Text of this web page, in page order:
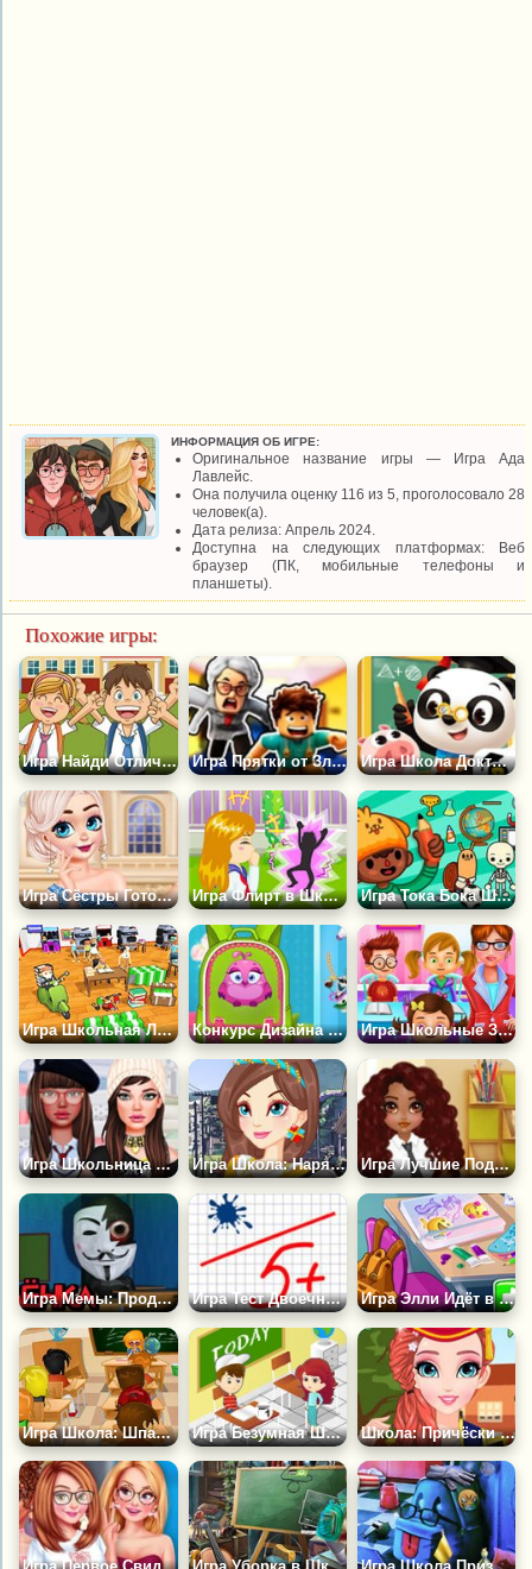
ИНФОРМАЦИЯ ОБ ИГРЕ:
Оригинальное название игры — Игра Ада
Лавлейс.
Она получила оценку 116 из 5, проголосовало 28
человек(а).
Дата релиза: Апрель 2024.
Доступна на следующих платформах: Веб
браузер (ПК, мобильные телефоны и
планшеты).
Похожие игры:
Игра Найди Отличия в Школе Игра Прятки от Злого Учителя: Побег из Школы Игра Школа Доктора Панды
Игра Сёстры Готовятся к Выпускному Игра Флирт в Школе Игра Тока Бока Школа 2
Игра Школьная Лихорадка Конкурс Дизайна Школьных Сумок Игра Школьные Заботы Учителя
Игра Школьница Против Бунтарки Игра Школа: Наряд Для Школьницы Игра Лучшие Подруги Спешат в Школу
Игра Мемы: Продлёнка Игра Тест Двоечник или Отличник? Игра Элли Идёт в Школу
Игра Школа: Шпаргалки Игра Безумная Школа Школа: Причёски на Выпускной